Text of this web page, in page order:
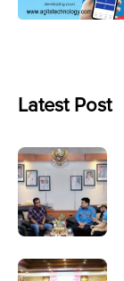
Latest Post